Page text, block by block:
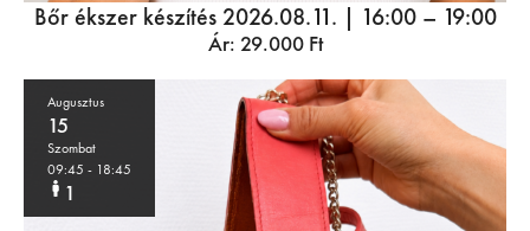
Bőr ékszer készítés 2026.08.11. | 16:00 – 19:00
Ár: 29.000 Ft
Augusztus
15
Szombat
09:45 - 18:45
1